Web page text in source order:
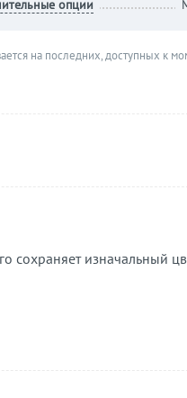
сохраняет изначальный
опции
на последних, доступных к